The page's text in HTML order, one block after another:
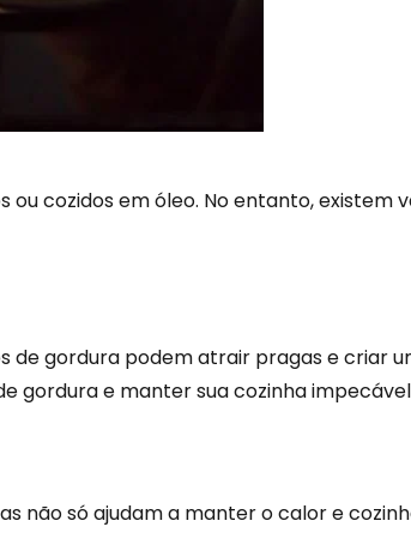
cozidos em óleo. No entanto, existem
de gordura podem atrair pragas e criar
gordura e manter sua cozinha
não só ajudam a manter o calor e